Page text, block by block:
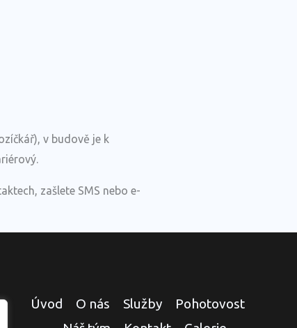
v budově je k
zašlete SMS nebo e-
Úvod O nás Služby
Pohotovost